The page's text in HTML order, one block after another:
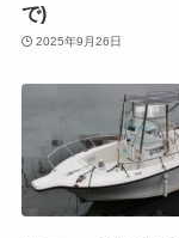
で)
2025年9月26日